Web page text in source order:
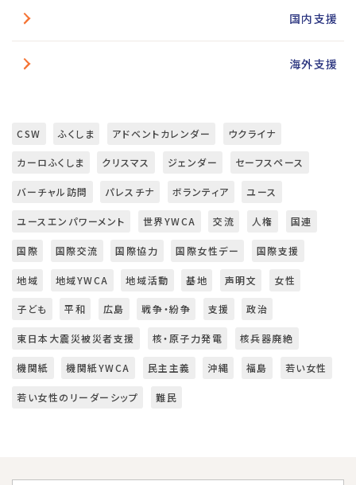
国内支援
海外支援
CSW ふくしま アドベントカレンダー ウクライナ
カーロふくしま クリスマス ジェンダー セーフスペース
バーチャル訪問 パレスチナ ボランティア ユース
ユースエンパワーメント 世界YWCA 交流 人権 国連
国際 国際交流 国際協力 国際女性デー 国際支援
地域 地域YWCA 地域活動 基地 声明文 女性
子ども 平和 広島 戦争・紛争 支援 政治
東日本大震災被災者支援 核・原子力発電 核兵器廃絶
機関紙 機関紙YWCA 民主主義 沖縄 福島 若い女性
若い女性のリーダーシップ 難民